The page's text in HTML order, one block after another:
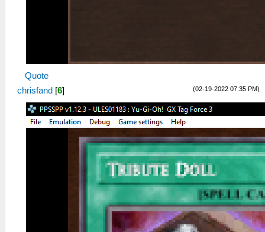
Quote
(02-19-2022 07:35 PM)
chrisfand [6]